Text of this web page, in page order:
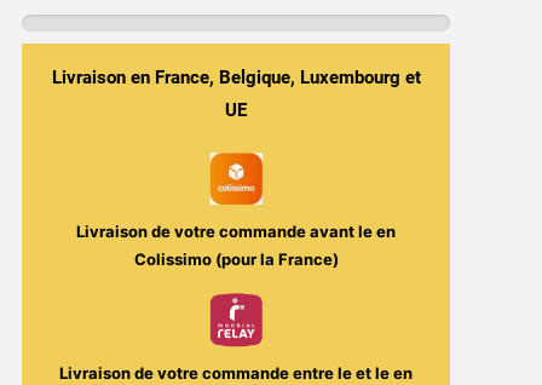
Salé
Livraison en France, Belgique, Luxembourg et
UE
Livraison de votre commande avant leen
Colissimo (pour la France)
Livraison de votre commande entre leet leen